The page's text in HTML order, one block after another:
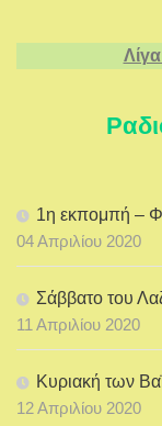
1η εκπομπή –
04 Απριλίου 2020
Σάββατο του
11 Απριλίου 2020
Κυριακή των
12 Απριλίου 2020